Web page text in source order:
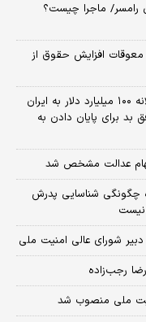
رامسر/ ماجرا چیست؟
افزایش حقوق از
توافق پیشنهادی برای بازگشایی تنگه هرمز سالانه ۱۰۰ میلیارد دلار به ایران
بد برای پایان دادن به
عدالت مشخص شد
چگونگی شناسایی پدرش
نیست
شورای عالی امنیت ملی
رجب‌زاده
ملی منصوب شد